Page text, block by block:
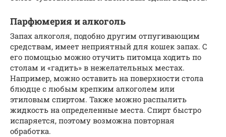
Парфюмерия и алкоголь
Запах алкоголя, подобно другим отпугивающим
средствам, имеет неприятный для кошек запах. С
его помощью можно отучить питомца ходить по
столам и «гадить» в нежелательных местах.
Например, можно оставить на поверхности стола
блюдце с любым крепким алкоголем или
этиловым спиртом. Также можно распылить
жидкость на определенные места. Спирт быстро
испаряется, поэтому возможна повторная
обработка.